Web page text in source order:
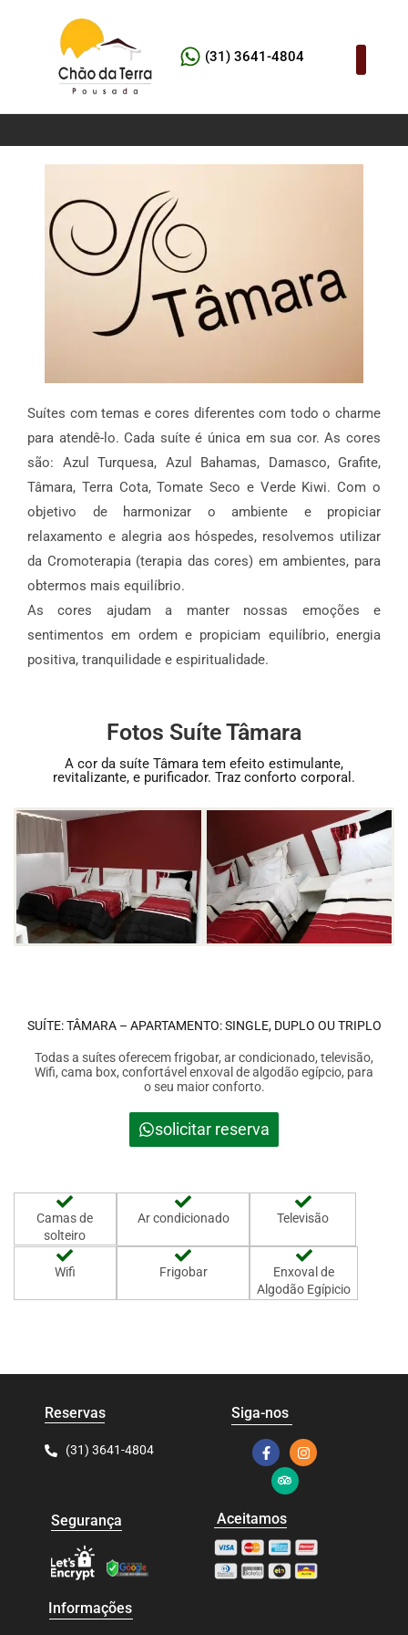
(31) 3641-4804
Suítes com temas e cores diferentes com todo o charme
para atendê-lo. Cada suíte é única em sua cor. As cores
são: Azul Turquesa, Azul Bahamas, Damasco, Grafite,
Tâmara, Terra Cota, Tomate Seco e Verde Kiwi. Com o
objetivo de harmonizar o ambiente e propiciar
relaxamento e alegria aos hóspedes, resolvemos utilizar
da Cromoterapia (terapia das cores) em ambientes, para
obtermos mais equilíbrio.
As cores ajudam a manter nossas emoções e
sentimentos em ordem e propiciam equilíbrio, energia
positiva, tranquilidade e espiritualidade.
Fotos Suíte Tâmara
A cor da suíte Tâmara tem efeito estimulante,
revitalizante, e purificador. Traz conforto corporal.
SUÍTE: TÂMARA – APARTAMENTO: SINGLE, DUPLO OU TRIPLO
Todas a suítes oferecem frigobar, ar condicionado, televisão,
Wifi, cama box, confortável enxoval de algodão egípcio, para
o seu maior conforto.
solicitar reserva
Camas de
solteiro
Ar condicionado Televisão
Wifi Frigobar
Enxoval de
Algodão Egípicio
Reservas
(31) 3641-4804
Siga-nos
Segurança Aceitamos
Informações